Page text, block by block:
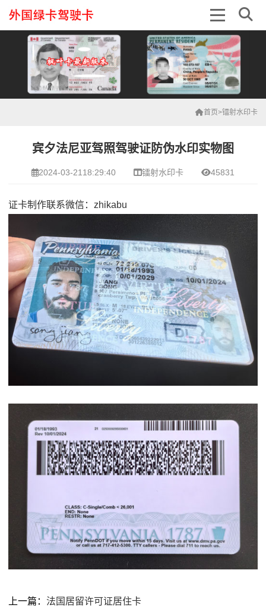
首页>镭射水印卡
宾夕法尼亚驾照驾驶证防伪水印实物图
2024-03-2118:29:40 镭射水印卡 45831
证卡制作联系微信：zhikabu
上一篇： 法国居留许可证居住卡